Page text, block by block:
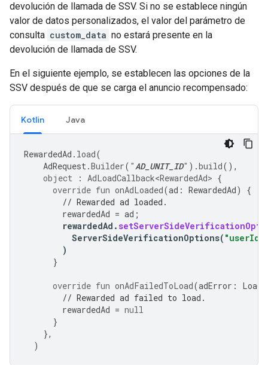
devolución de llamada de SSV. Si no se establece ningún
valor de datos personalizados, el valor del parámetro de
consulta custom_data no estará presente en la
devolución de llamada de SSV.
En el siguiente ejemplo, se establecen las opciones de la
SSV después de que se carga el anuncio recompensado:
Kotlin Java
RewardedAd . load(
AdRequest.Builder( "AD_UNIT_ID" ).build(),
object
: AdLoadCallback<RewardedAd> {
override fun onAdLoaded(ad : RewardedAd)
{
// Rewarded ad loaded.
rewardedAd = ad ;
rewardedAd .
ServerSideVerificationOptions( "userId"
)
}
override fun onAdFailedToLoad(adError :
// Rewarded ad failed to load.
rewardedAd = null
}
},
)